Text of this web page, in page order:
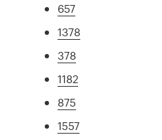
657
1378
378
1182
875
1557